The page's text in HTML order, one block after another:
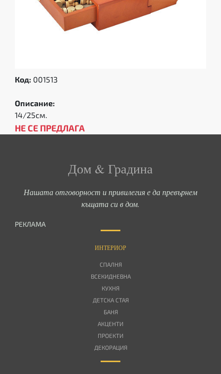
Код: 001513
Описание:
14/25см.
НЕ СЕ ПРЕДЛАГА
Дом & Градина
Нашата отговорност и привилегия е да превърнем
къщата си в дом.
РЕКЛАМА
ИНТЕРИОР
СПАЛНЯ
ВСЕКИДНЕВНА
КУХНЯ
ДЕТСКА СТАЯ
БАНЯ
АКЦЕНТИ
ПРОЕКТИ
ДЕКОРАЦИЯ